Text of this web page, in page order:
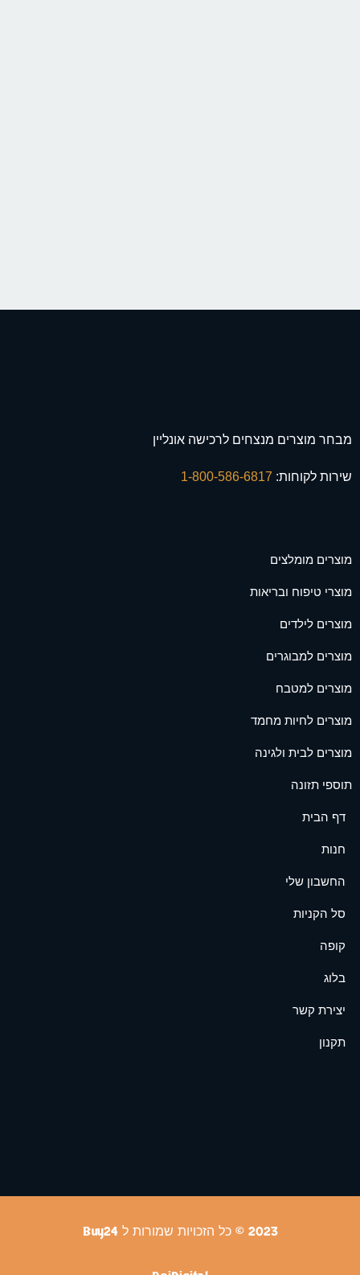
מבחר מוצרים מנצחים לרכישה אונליין
שירות לקוחות:
מוצרים מומלצים
מוצרי טיפוח ובריאות
מוצרים לילדים
מוצרים למבוגרים
מוצרים למטבח
מוצרים לחיות מחמד
מוצרים לבית ולגינה
תוספי תזונה
דף הבית
חנות
החשבון שלי
סל הקניות
קופה
בלוג
יצירת קשר
תקנון
2023 © כל הזכויות שמורות ל Buy24